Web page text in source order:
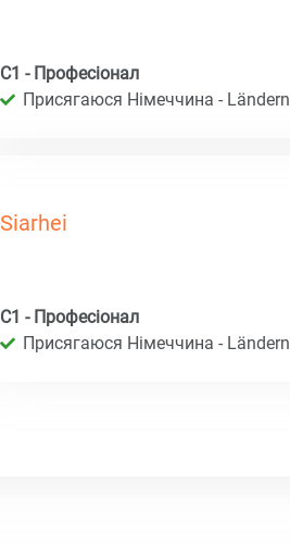
C1 - Професіонал
Присягаюся Німеччина -
Siarhei
C1 - Професіонал
Присягаюся Німеччина -